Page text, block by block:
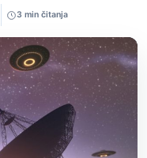
3 min čitanja